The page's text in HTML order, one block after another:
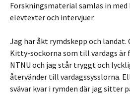
Forskningsmaterial samlas in med
elevtexter och intervjuer.
Jag har åkt rymdskepp och landat.
Kitty-sockorna som till vardags är
NTNU och jag står tryggt och
återvänder till vardagssysslorna.
svävar kvar i rymden där jag sitter